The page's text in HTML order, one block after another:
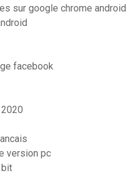
sur google chrome android
facebook
version pc
bit